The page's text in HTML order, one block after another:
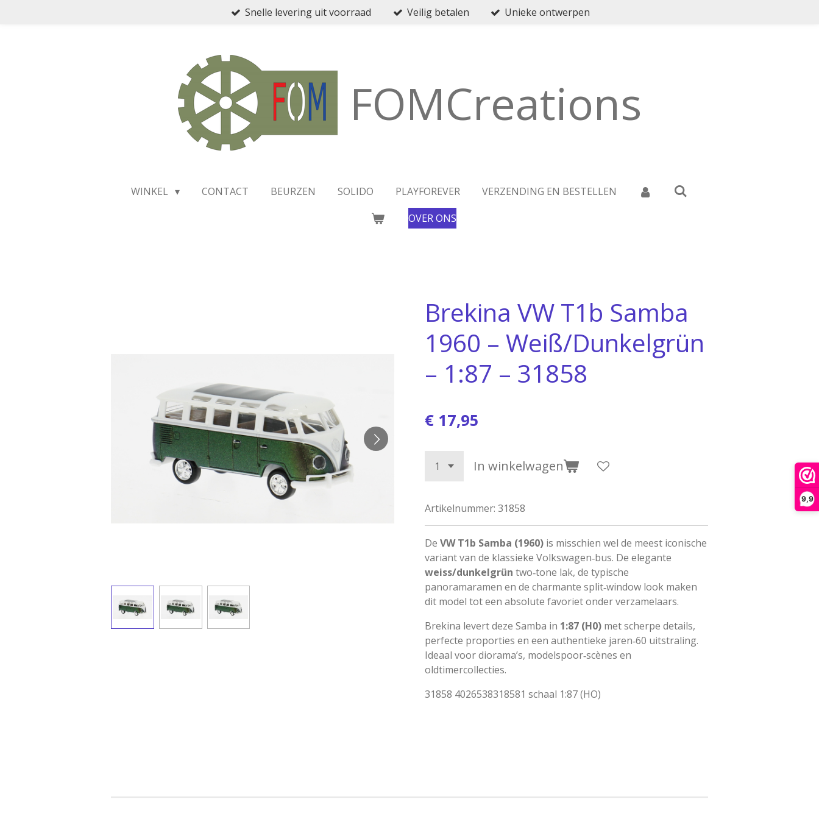
9,9
Snelle levering uit voorraad Veilig betalen Unieke ontwerpen
FOMCreations
WINKEL CONTACT BEURZEN SOLIDO PLAYFOREVER
VERZENDING EN BESTELLEN
OVER ONS
Brekina VW T1b Samba
1960 – Weiß/Dunkelgrün
– 1:87 – 31858
€ 17,95
In winkelwagen
Artikelnummer: 31858
De VW T1b Samba (1960) is misschien wel de meest iconische
variant van de klassieke Volkswagen‑bus. De elegante
weiss/dunkelgrün two‑tone lak, de typische
panoramaramen en de charmante split‑window look maken
dit model tot een absolute favoriet onder verzamelaars.
Brekina levert deze Samba in 1:87 (H0) met scherpe details,
perfecte proporties en een authentieke jaren‑60 uitstraling.
Ideaal voor diorama’s, modelspoor‑scènes en
oldtimercollecties.
31858 4026538318581 schaal 1:87 (HO)